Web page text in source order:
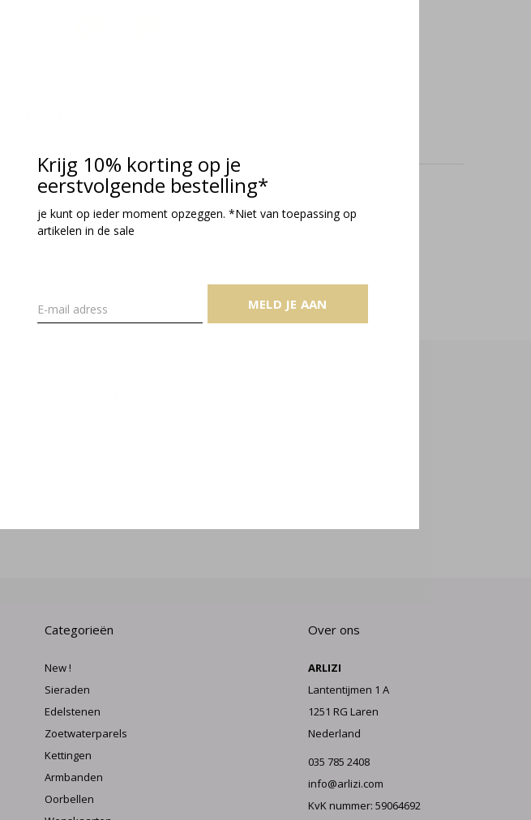
Krijg 10% korting op je
eerstvolgende bestelling*
je kunt op ieder moment opzeggen. *Niet van toepassing op
artikelen in de sale
MELD JE AAN
Seen 2 of the 2 products
nieuwsbrief
en promoties
Categorieën
New !
Sieraden
Edelstenen
Zoetwaterparels
Kettingen
Armbanden
Oorbellen
Over ons
ARLIZI
Lantentijmen 1 A
1251 RG Laren
Nederland
035 785 2408
info@arlizi.com
KvK nummer: 59064692